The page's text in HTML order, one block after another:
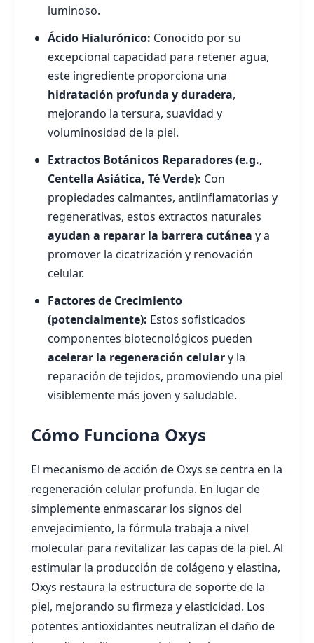
luminoso.
Ácido Hialurónico: Conocido por su
excepcional capacidad para retener agua,
este ingrediente proporciona una
hidratación profunda y duradera,
mejorando la tersura, suavidad y
voluminosidad de la piel.
Extractos Botánicos Reparadores (e.g.,
Centella Asiática, Té Verde): Con
propiedades calmantes, antiinflamatorias y
regenerativas, estos extractos naturales
ayudan a reparar la barrera cutánea y a
promover la cicatrización y renovación
celular.
Factores de Crecimiento
(potencialmente): Estos sofisticados
componentes biotecnológicos pueden
acelerar la regeneración celulary la
reparación de tejidos, promoviendo una piel
visiblemente más joven y saludable.
Cómo Funciona Oxys
El mecanismo de acción de Oxys se centra en la
regeneración celular profunda. En lugar de
simplemente enmascarar los signos del
envejecimiento, la fórmula trabaja a nivel
molecular para revitalizar las capas de la piel. Al
estimular la producción de colágeno y elastina,
Oxys restaura la estructura de soporte de la
piel, mejorando su firmeza y elasticidad. Los
potentes antioxidantes neutralizan el daño de